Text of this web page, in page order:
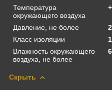
Температура
окружающего воздуха
Давление, не более
Класс изоляции
Влажность окружающего
воздуха, не более
Скрыть